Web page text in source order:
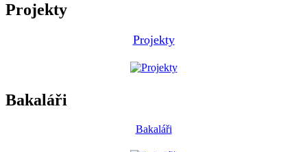
Projekty
Projekty
Bakaláři
Bakaláři